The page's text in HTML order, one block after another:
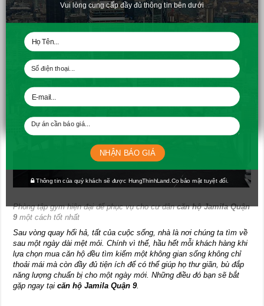
Khu vực coffee shop thoáng đãng có view xuống khuôn viên dự án
Phòng tập gym hiện đại để phục vụ cho cư dâncăn hộ Jamila Quận
9 một cách tốt nhất
Sau vòng quay hối hả, tất của cuộc sống, nhà là nơi chúng ta tìm về
sau một ngày dài mệt mỏi. Chính vì thế, hầu hết mỗi khách hàng khi
lựa chọn mua căn hộ đều tìm kiếm một không gian sống không chỉ
thoải mái mà còn đầy đủ tiện ích để có thể giúp họ thư giãn, bù đắp
năng lượng chuẩn bị cho một ngày mới. Những điều đó bạn sẽ bắt
gặp ngay tạicăn hộ Jamila Quận 9.
Vui lòng cung cấp đầy đủ thông tin bên dưới
Thông tin của quý khách sẽ được HungThinhLand.Co bảo mật tuyệt đối.
NHẬN BÁO GIÁ